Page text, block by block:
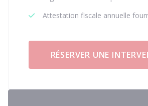
Attestation fiscale annuelle
RÉSERVER UNE